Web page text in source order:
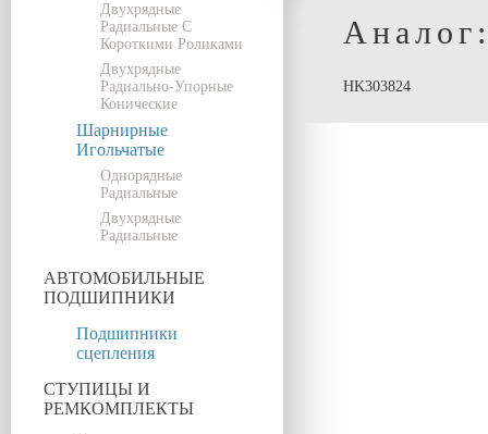
Двухрядные
Радиальные С
Короткими Роликами
Двухрядные
Радиально-Упорные
Конические
Шарнирные
Игольчатые
Однорядные
Радиальные
Двухрядные
Радиальные
АВТОМОБИЛЬНЫЕ
ПОДШИПНИКИ
Подшипники
сцепления
СТУПИЦЫ И
РЕМКОМПЛЕКТЫ
HK303824